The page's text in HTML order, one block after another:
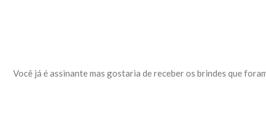
Você já é assinante mas gostaria de receber os brindes que